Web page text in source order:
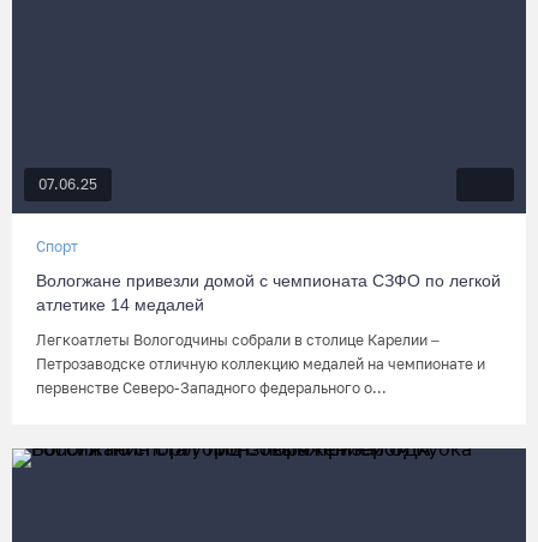
07.06.25
Спорт
Вологжане привезли домой с чемпионата СЗФО по легкой
атлетике 14 медалей
Легкоатлеты Вологодчины собрали в столице Карелии –
Петрозаводске отличную коллекцию медалей на чемпионате и
первенстве Северо-Западного федерального о...